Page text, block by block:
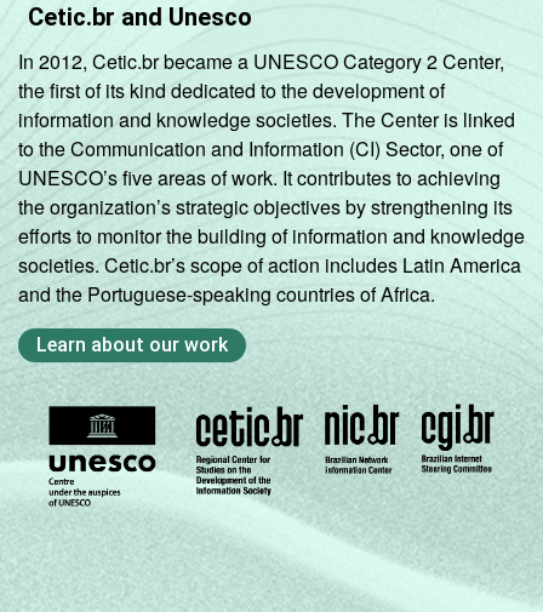
Cetic.br and Unesco
In 2012, Cetic.br became a UNESCO Category 2 Center,
the first of its kind dedicated to the development of
information and knowledge societies. The Center is linked
to the Communication and Information (CI) Sector, one of
UNESCO’s five areas of work. It contributes to achieving
the organization’s strategic objectives by strengthening its
efforts to monitor the building of information and knowledge
societies. Cetic.br’s scope of action includes Latin America
and the Portuguese-speaking countries of Africa.
Learn about our work